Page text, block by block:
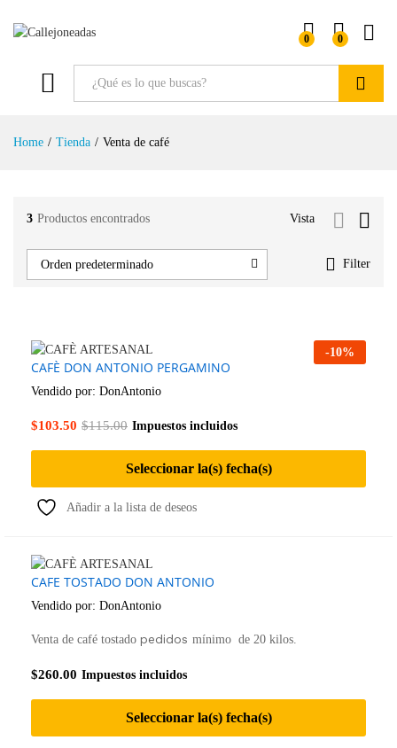
0 0
Home / Tienda / Venta de café
3 Productos encontrados Vista
Filter
Orden predeterminado
-10%
CAFÈ DON ANTONIO PERGAMINO
Vendido por: DonAntonio
$103.50 $115.00 Impuestos incluidos
Seleccionar la(s) fecha(s)
Añadir a la lista de deseos
CAFE TOSTADO DON ANTONIO
Vendido por: DonAntonio
Venta de café tostado pedidos mínimo de 20 kilos.
$260.00 Impuestos incluidos
Seleccionar la(s) fecha(s)